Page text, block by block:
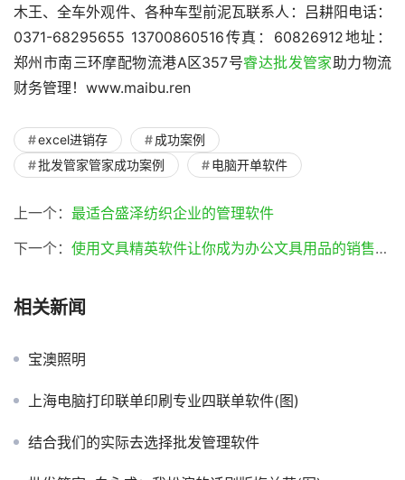
木王、全车外观件、各种车型前泥瓦联系人：吕耕阳电话：
0371-68295655 13700860516传真：60826912地址：
郑州市南三环摩配物流港A区357号睿达批发管家助力物流
财务管理！www.maibu.ren
excel进销存
成功案例
批发管家管家成功案例
电脑开单软件
上一个： 最适合盛泽纺织企业的管理软件
下一个： 使用文具精英软件让你成为办公文具用品的销售精英(文具精英软件)
相关新闻
宝澳照明
上海电脑打印联单印刷专业四联单软件(图)
结合我们的实际去选择批发管理软件